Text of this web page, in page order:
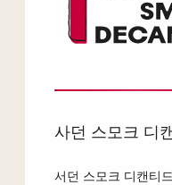
사던 스모크 디
서던 스모크 디캔티